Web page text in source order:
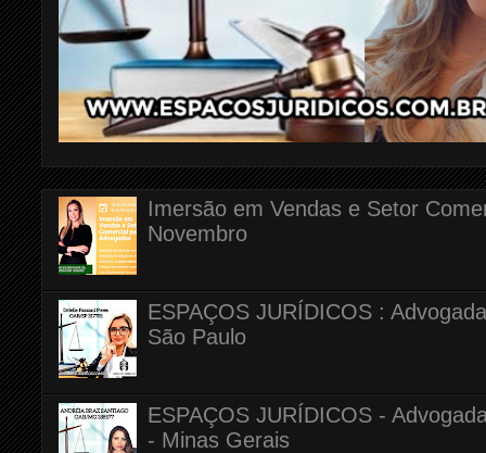
Imersão em Vendas e Setor
Novembro
ESPAÇOS JURÍDICOS :
São Paulo
ESPAÇOS JURÍDICOS -
- Minas Gerais